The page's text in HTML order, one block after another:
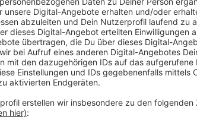
Mit einem Durchsuchungsbeschluss
Fahrzeuge sicherstellen, die zur
Fahrzeuge der Marke Land Rover,
järhigen Tatverdächtigen wird
Gegen ihn wurde ein entsprechendes